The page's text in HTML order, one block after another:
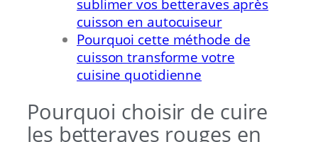
sublimer vos betteraves après
cuisson en autocuiseur
Pourquoi cette méthode de
cuisson transforme votre
cuisine quotidienne
Pourquoi choisir de cuire
les betteraves rouges en